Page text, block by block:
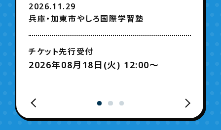
2026.11.29
兵庫・加東市やしろ国際学習塾
チケット先行受付
2026年08月18日(火) 12:00〜